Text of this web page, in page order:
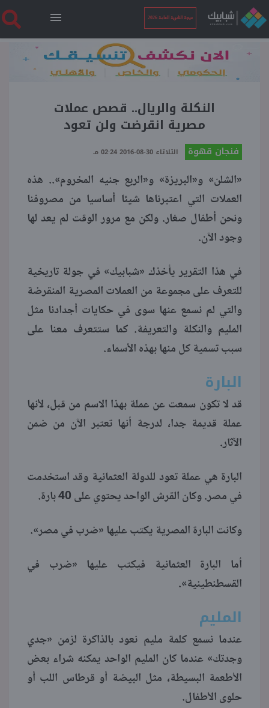
نتيجة الثانوية العامة 2026
الرئيسية
نتيجة الثانوية العامة 2026
فنجان قهوة
بوابة الطلبة
منوعات
النكلة والريال.. قصص عملات
مصرية انقرضت ولن تعود
فنجان قهوة الثلاثاء 30-08-2016 02:24 مـ
«الشلن» و«البريزة» و«الربع جنيه المخروم».. هذه
العملات التي اعتبرناها شيئا أساسيا من مصروفنا
ونحن أطفال صغار. ولكن مع مرور الوقت لم يعد لها
وجود الآن.
في هذا التقرير يأخذك «شبابيك» في جولة تاريخية
للتعرف على مجموعة من العملات المصرية المنقرضة
والتي لم نسمع عنها سوى في حكايات أجدادنا مثل
المليم والنكلة والتعريفة. كما ستتعرف معنا على
سبب تسمية كل منها بهذه الأسماء.
البارة
قد لا تكون سمعت عن عملة بهذا الاسم من قبل، لأنها
عملة قديمة جدا، لدرجة أنها تعتبر الآن من ضمن
الآثار.
البارة هي عملة تعود للدولة العثمانية وقد استخدمت
في مصر. وكان القرش الواحد يحتوي على 40 بارة.
وكانت البارة المصرية يكتب عليها «ضرب في مصر».
أما البارة العثمانية فيكتب عليها «ضرب في
القسطنطينية».
المليم
عندما نسمع كلمة مليم نعود بالذاكرة لزمن «جدي
وجدتك» عندما كان المليم الواحد يمكنه شراء بعض
الأطعمة البسيطة، مثل البيضة أو قرطاس اللب أو
حلوى الأطفال.